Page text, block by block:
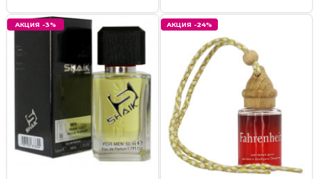
АКЦИЯ -3% АКЦИЯ -24%